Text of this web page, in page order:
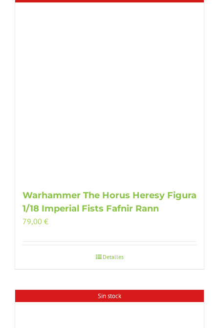
Warhammer The Horus Heresy Figura
1/18 Imperial Fists Fafnir Rann
79,00 €
Detalles
Sin stock